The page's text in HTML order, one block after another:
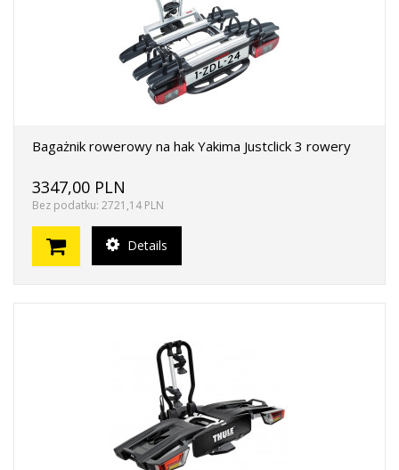
Bagażnik rowerowy na hak Yakima Justclick 3 rowery
3347,00 PLN
Bez podatku: 2721,14 PLN
Details